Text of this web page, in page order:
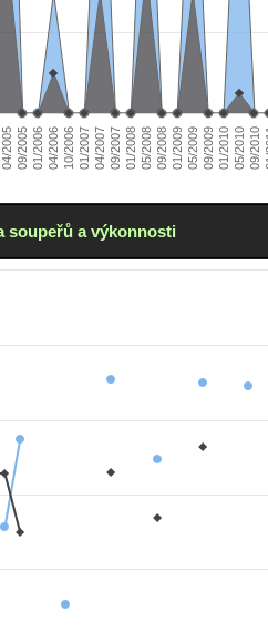
04/200509/200501/200604/200610/200601/200704/200709/200701/200805/200809/200801/200905/200909/200901/201005/201009/2010
soupeřů a výkonnosti